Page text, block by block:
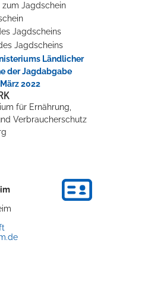
zum Jagdschein
Jagdscheins
Jagdscheins
Ländlicher
der Jagdabgabe
2022
für Ernährung,
Verbraucherschutz